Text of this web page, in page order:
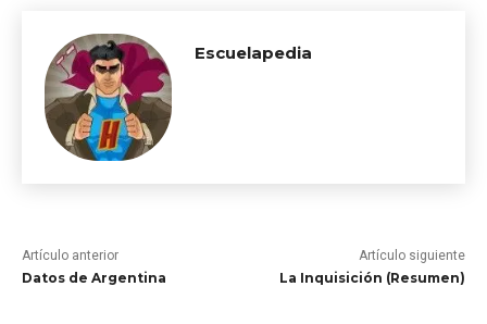
Escuelapedia
Artículo anterior
Datos de Argentina
Artículo siguiente
La Inquisición (Resumen)